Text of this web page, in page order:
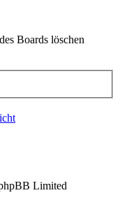
Boards löschen
Limited